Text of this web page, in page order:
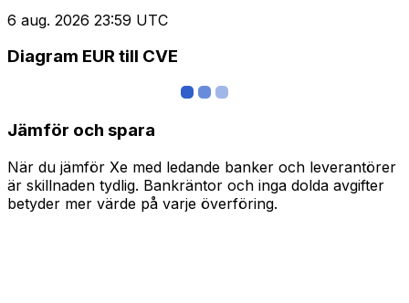
6 aug. 2026 23:59 UTC
Diagram EUR till CVE
Jämför och spara
När du jämför Xe med ledande banker och leverantörer
är skillnaden tydlig. Bankräntor och inga dolda avgifter
betyder mer värde på varje överföring.